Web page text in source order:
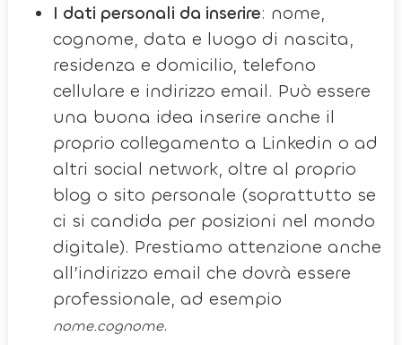
I dati personali da inserire: nome,
cognome, data e luogo di nascita,
residenza e domicilio, telefono
cellulare e indirizzo email. Può essere
una buona idea inserire anche il
proprio collegamento a Linkedin o ad
altri social network, oltre al proprio
blog o sito personale (soprattutto se
ci si candida per posizioni nel mondo
digitale). Prestiamo attenzione anche
all’indirizzo email che dovrà essere
professionale, ad esempio
nome.cognome.